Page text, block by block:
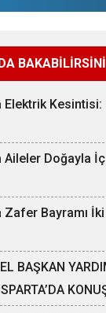
Elektrik
Aileler Doğayla
Zafer Bayramı
BAŞKAN